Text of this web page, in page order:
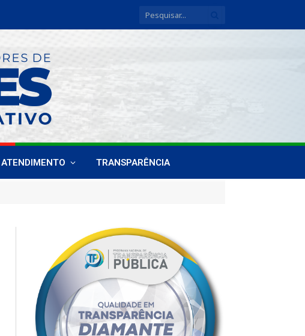
ATENDIMENTO TRANSPARÊNCIA